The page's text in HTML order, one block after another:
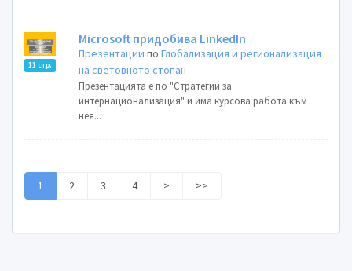
11 стр.
Microsoft придобива LinkedIn
Презентации поГлобализация и регионализация
на световното стопан
Презентацията е по "Стратегии за
интернационализация" и има курсова работа към
нея...
1 2 3 4 > >>